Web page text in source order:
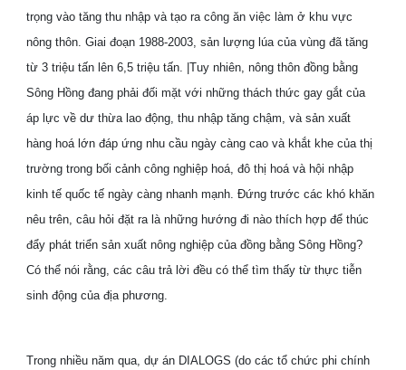
trọng vào tăng thu nhập và tạo ra công ăn việc làm ở khu vực
nông thôn. Giai đoạn 1988-2003, sản lượng lúa của vùng đã tăng
từ 3 triệu tấn lên 6,5 triệu tấn. |Tuy nhiên, nông thôn đồng bằng
Sông Hồng đang phải đối mặt với những thách thức gay gắt của
áp lực về dư thừa lao động, thu nhập tăng chậm, và sản xuất
hàng hoá lớn đáp ứng nhu cầu ngày càng cao và khắt khe của thị
trường trong bối cảnh công nghiệp hoá, đô thị hoá và hội nhập
kinh tế quốc tế ngày càng nhanh mạnh. Đứng trước các khó khăn
nêu trên, câu hỏi đặt ra là những hướng đi nào thích hợp để thúc
đẩy phát triển sản xuất nông nghiệp của đồng bằng Sông Hồng?
Có thể nói rằng, các câu trả lời đều có thể tìm thấy từ thực tiễn
sinh động của địa phương.
Trong nhiều năm qua, dự án DIALOGS (do các tổ chức phi chính